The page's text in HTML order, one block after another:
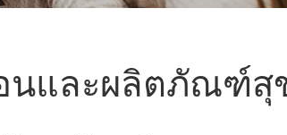
นและผลิตภัณฑ์